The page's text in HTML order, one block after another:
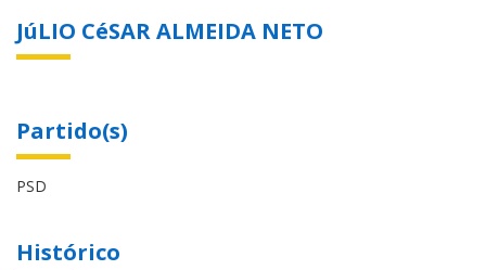
JúLIO CéSAR ALMEIDA NETO
Partido(s)
PSD
Histórico